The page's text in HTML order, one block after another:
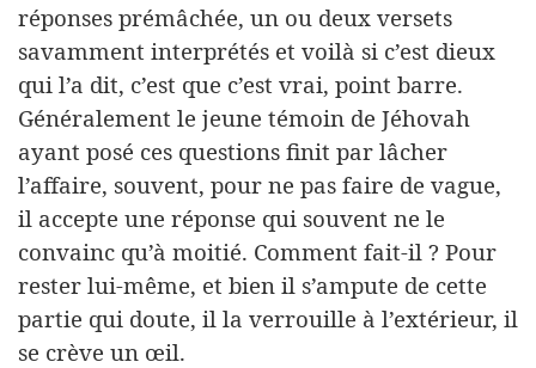
réponses prémâchée, un ou deux versets
savamment interprétés et voilà si c’est dieux
qui l’a dit, c’est que c’est vrai, point barre.
Généralement le jeune témoin de Jéhovah
ayant posé ces questions finit par lâcher
l’affaire, souvent, pour ne pas faire de vague,
il accepte une réponse qui souvent ne le
convainc qu’à moitié. Comment fait-il ? Pour
rester lui-même, et bien il s’ampute de cette
partie qui doute, il la verrouille à l’extérieur, il
se crève un œil.